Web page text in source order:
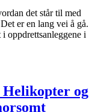
det står til med
er en lang vei å gå.
i oppdrettsanleggene i
Helikopter og